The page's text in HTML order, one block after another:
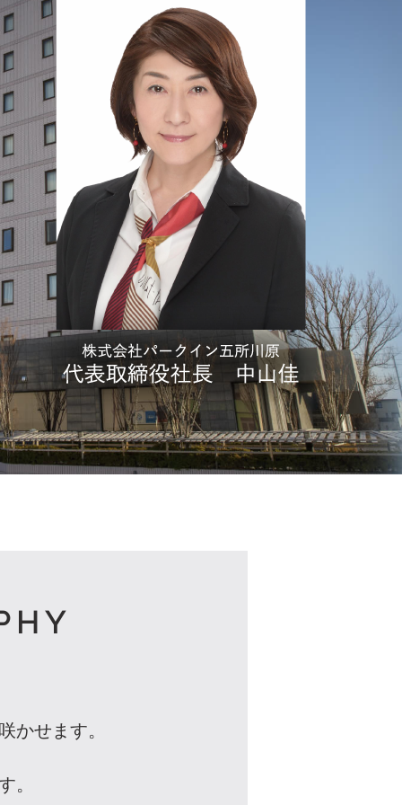
かせます。
。